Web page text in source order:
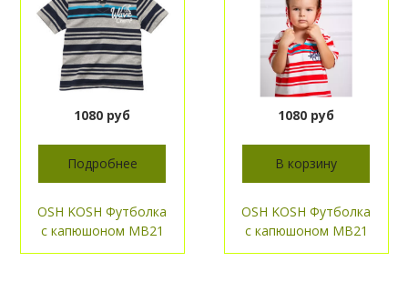
1080 руб
Подробнее
OSH KOSH Футболка
с капюшоном МВ21
1080 руб
В корзину
OSH KOSH Футболка
с капюшоном МВ21